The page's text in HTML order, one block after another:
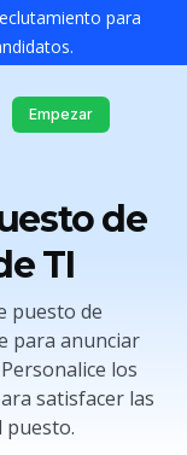
para
Empezar
de
TI
puesto de
para anunciar
los
satisfacer las
puesto.